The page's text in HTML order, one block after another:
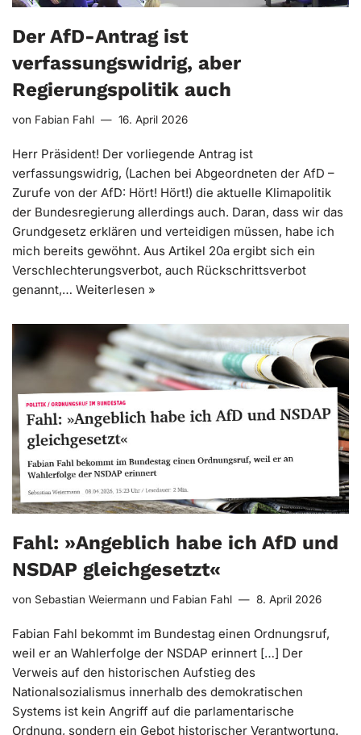
Der AfD-Antrag ist
verfassungswidrig, aber
Regierungspolitik auch
von Fabian Fahl 16. April 2026
Herr Präsident! Der vorliegende Antrag ist
verfassungswidrig, (Lachen bei Abgeordneten der AfD –
Zurufe von der AfD: Hört! Hört!) die aktuelle Klimapolitik
der Bundesregierung allerdings auch. Daran, dass wir das
Grundgesetz erklären und verteidigen müssen, habe ich
mich bereits gewöhnt. Aus Artikel 20a ergibt sich ein
Verschlechterungsverbot, auch Rückschrittsverbot
genannt,… Weiterlesen »
Fahl: »Angeblich habe ich AfD und
NSDAP gleichgesetzt«
von Sebastian Weiermann und Fabian Fahl 8. April 2026
Fabian Fahl bekommt im Bundestag einen Ordnungsruf,
weil er an Wahlerfolge der NSDAP erinnert […] Der
Verweis auf den historischen Aufstieg des
Nationalsozialismus innerhalb des demokratischen
Systems ist kein Angriff auf die parlamentarische
Ordnung, sondern ein Gebot historischer Verantwortung.